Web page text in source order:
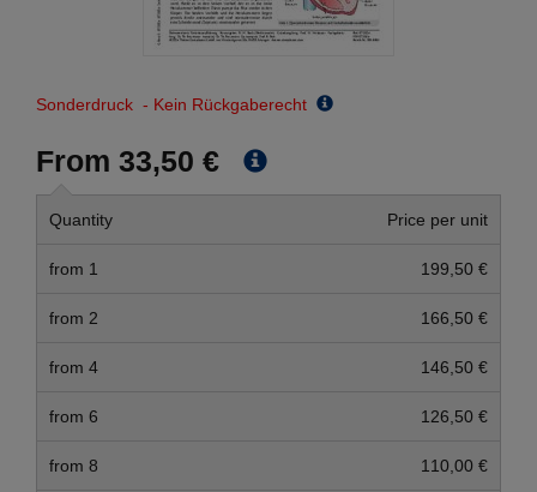
Sonderdruck - Kein Rückgaberecht
From 33,50 €
Quantity Price per unit
from 1 199,50 €
from 2 166,50 €
from 4 146,50 €
from 6 126,50 €
from 8 110,00 €